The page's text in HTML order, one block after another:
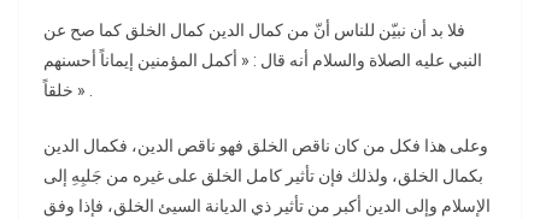
فلا بد أن نبيّن للناس أنّ من كمال الدين كمال الخلق كما صح عن
النبي عليه الصلاة والسلام أنه قال : « أكمل المؤمنين إيماناً أحسنهم
خلقاً » .
وعلى هذا فكل من كان ناقص الخلق فهو ناقص الدين، فكمال الدين
بكمال الخلق، ولذلك فإن تأثير كامل الخلق على غيره من جَلبِهِ إلى
الإسلام وإلى الدين أكبر من تأثير ذي الديانة السيئ الخلق، فإذا وفق